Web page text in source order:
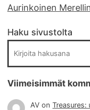
Aurinkoinen
Haku sivustolta
Viimeisimmät
AV onTreasures: